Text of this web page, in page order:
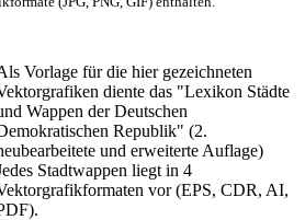
Vorlage für die hier gezeichneten
diente das "Lexikon Städte
Wappen der Deutschen
Republik" (2.
und erweiterte Auflage)
Stadtwappen liegt in 4
vor (EPS, CDR, AI,